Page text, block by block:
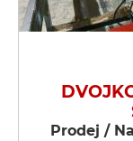
Prodej /